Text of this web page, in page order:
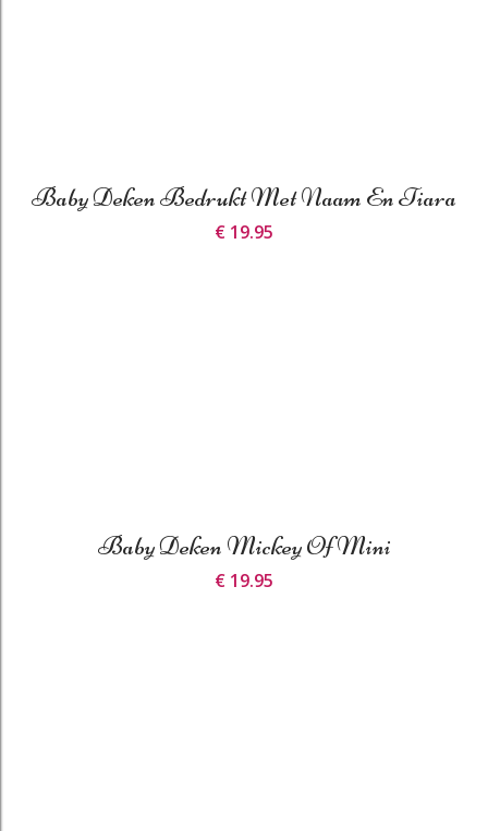
Baby Deken Bedrukt Met Naam En Tiara
€ 19.95
Baby Deken Mickey Of Mini
€ 19.95